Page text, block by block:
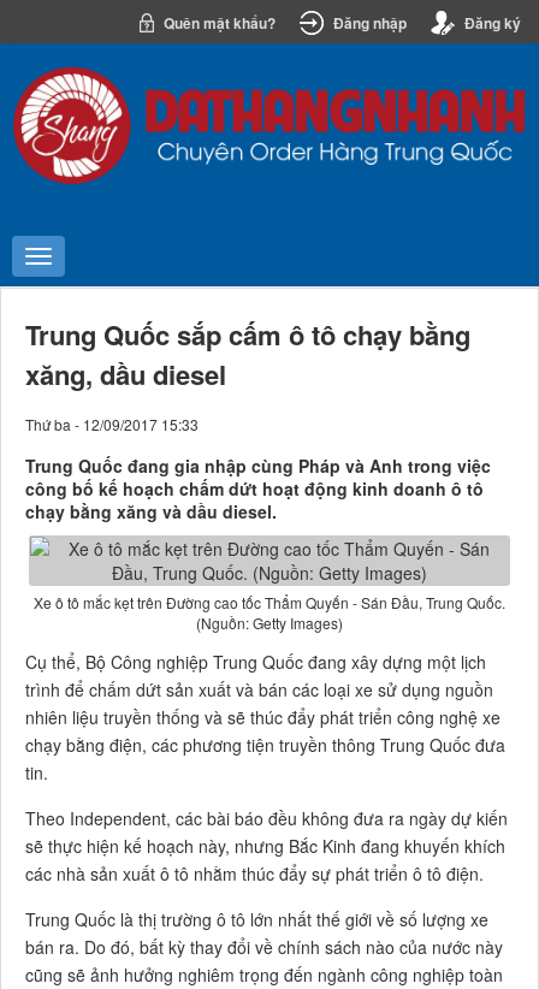
Quên mật khẩu? Đăng nhập Đăng ký
Trung Quốc sắp cấm ô tô chạy bằng
xăng, dầu diesel
Thứ ba - 12/09/2017 15:33
Trung Quốc đang gia nhập cùng Pháp và Anh trong việc
công bố kế hoạch chấm dứt hoạt động kinh doanh ô tô
chạy bằng xăng và dầu diesel.
Xe ô tô mắc kẹt trên Đường cao tốc Thẩm Quyến - Sán Đầu, Trung Quốc.
(Nguồn: Getty Images)
Cụ thể, Bộ Công nghiệp Trung Quốc đang xây dựng một lịch
trình để chấm dứt sản xuất và bán các loại xe sử dụng nguồn
nhiên liệu truyền thống và sẽ thúc đẩy phát triển công nghệ xe
chạy bằng điện, các phương tiện truyền thông Trung Quốc đưa
tin.
Theo Independent, các bài báo đều không đưa ra ngày dự kiến
sẽ thực hiện kế hoạch này, nhưng Bắc Kinh đang khuyến khích
các nhà sản xuất ô tô nhằm thúc đẩy sự phát triển ô tô điện.
Trung Quốc là thị trường ô tô lớn nhất thế giới về số lượng xe
bán ra. Do đó, bất kỳ thay đổi về chính sách nào của nước này
cũng sẽ ảnh hưởng nghiêm trọng đến ngành công nghiệp toàn